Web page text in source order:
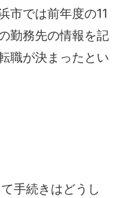
市では前年度の11
勤務先の情報を記
職が決まったとい
手続きはどうし